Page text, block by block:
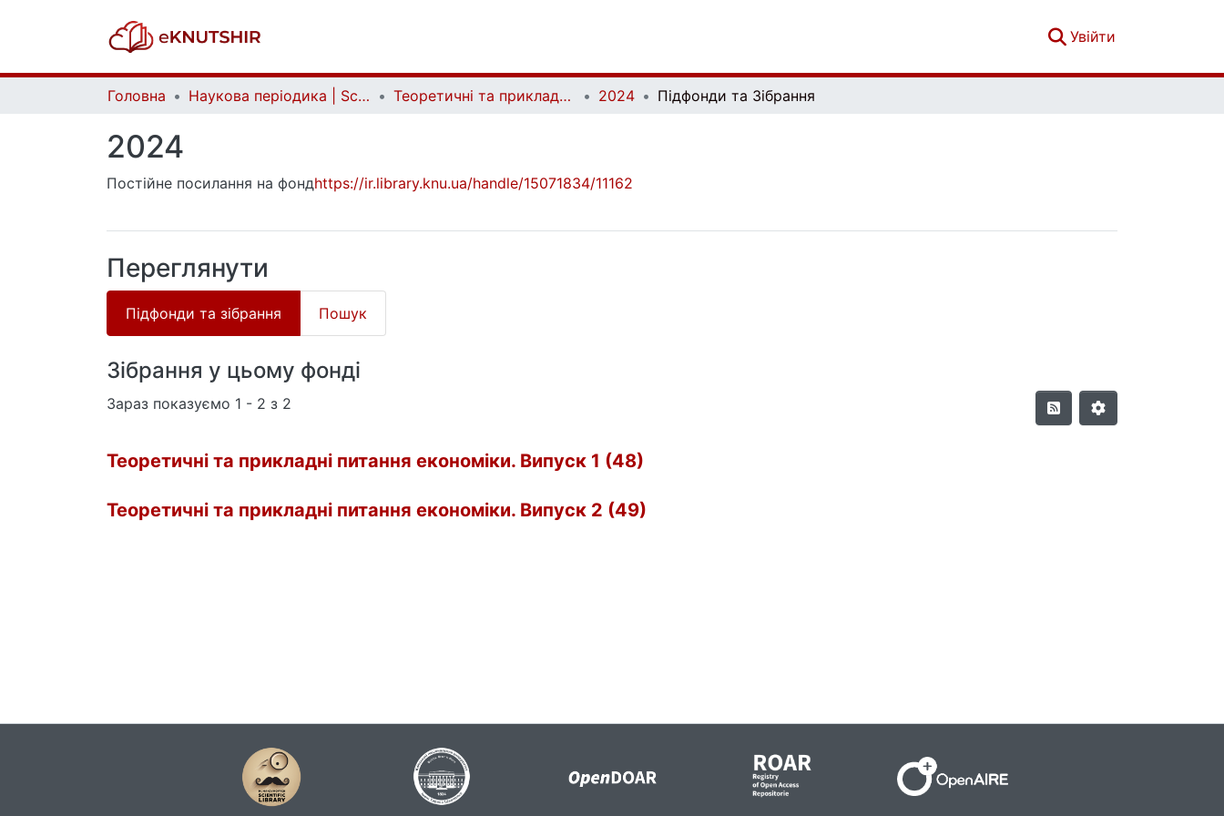
Увійти
Головна Наукова періодика | Scientific periodicals Теоретичні та прикладні питання економіки | Theoretical and Applied Issues of Economics 2024 Підфонди та Зібрання
2024
Постійне посилання на фондhttps://ir.library.knu.ua/handle/15071834/11162
Переглянути
Підфонди та зібрання Пошук
Зібрання у цьому фонді
Зараз показуємо 1 - 2 з 2
Теоретичні та прикладні питання економіки. Випуск 1 (48)
Теоретичні та прикладні питання економіки. Випуск 2 (49)